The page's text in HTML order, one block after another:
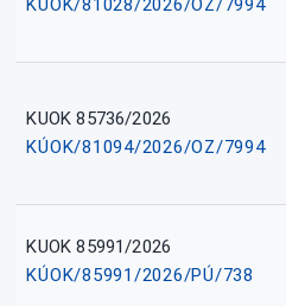
KÚOK/81028/2026/OZ/7994
KUOK 85736/2026
KÚOK/81094/2026/OZ/7994
KUOK 85991/2026
KÚOK/85991/2026/PÚ/738